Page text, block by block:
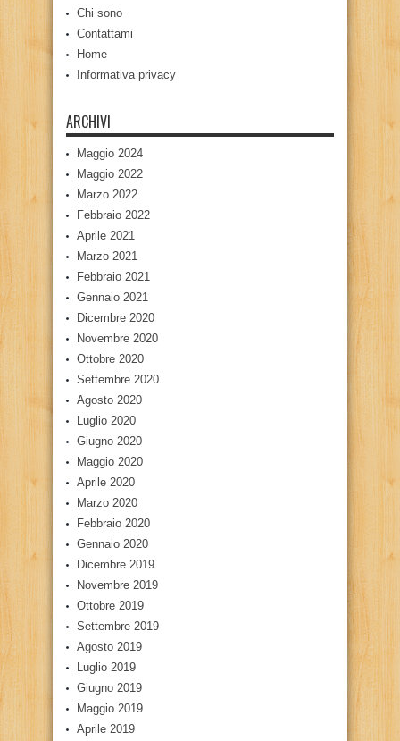
Chi sono
Contattami
Home
Informativa privacy
ARCHIVI
Maggio 2024
Maggio 2022
Marzo 2022
Febbraio 2022
Aprile 2021
Marzo 2021
Febbraio 2021
Gennaio 2021
Dicembre 2020
Novembre 2020
Ottobre 2020
Settembre 2020
Agosto 2020
Luglio 2020
Giugno 2020
Maggio 2020
Aprile 2020
Marzo 2020
Febbraio 2020
Gennaio 2020
Dicembre 2019
Novembre 2019
Ottobre 2019
Settembre 2019
Agosto 2019
Luglio 2019
Giugno 2019
Maggio 2019
Aprile 2019